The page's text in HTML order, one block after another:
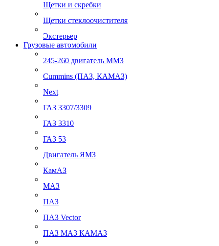
Щетки и скребки
Щетки стеклоочистителя
Экстерьер
Грузовые автомобили
245-260 двигатель ММЗ
Cummins (ПАЗ, КАМАЗ)
Next
ГАЗ 3307/3309
ГАЗ 3310
ГАЗ 53
Двигатель ЯМЗ
КамАЗ
МАЗ
ПАЗ
ПАЗ Vector
ПАЗ МАЗ КАМАЗ